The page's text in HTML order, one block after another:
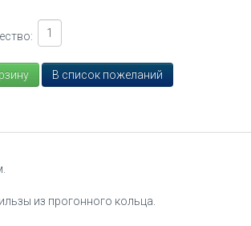
из прогонного кольца.